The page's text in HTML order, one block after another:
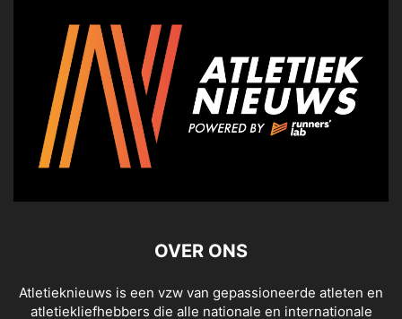
OVER ONS
Atletieknieuws is een vzw van gepassioneerde atleten en
atletiekliefhebbers die alle nationale en internationale